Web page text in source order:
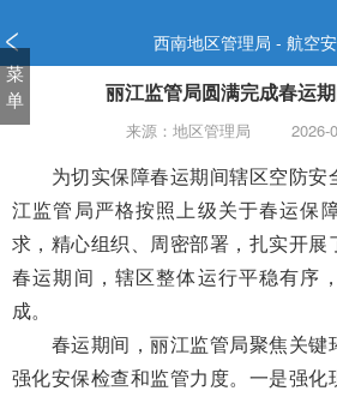
西南地区管理局 - 航空
菜
单
丽江监管局圆满完成春运
来源：地区管理局 2026-
为切实保障春运期间辖区空防安
江监管局严格按照上级关于春运保
求，精心组织、周密部署，扎实开展
春运期间，辖区整体运行平稳有序
成。
春运期间，丽江监管局聚焦关
强化安保检查和监管力度。一是强
窗
口
打
碍
说
明
页
面,
加